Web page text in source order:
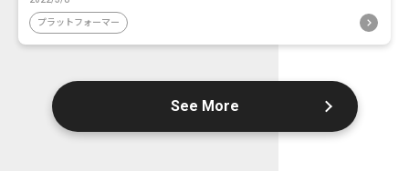
プラットフォーマー
See More